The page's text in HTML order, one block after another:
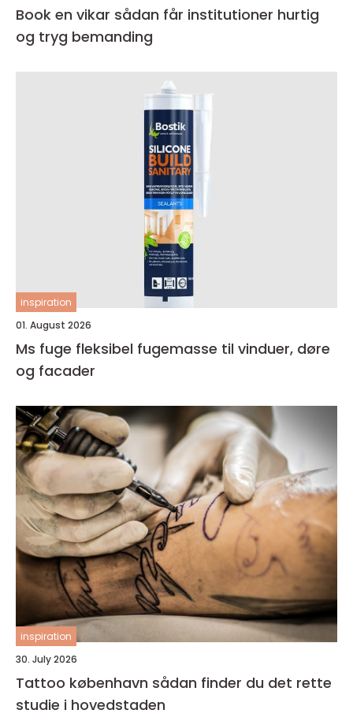
Book en vikar sådan får institutioner hurtig
og tryg bemanding
inspiration
01. August 2026
Ms fuge fleksibel fugemasse til vinduer, døre
og facader
inspiration
30. July 2026
Tattoo københavn sådan finder du det rette
studie i hovedstaden